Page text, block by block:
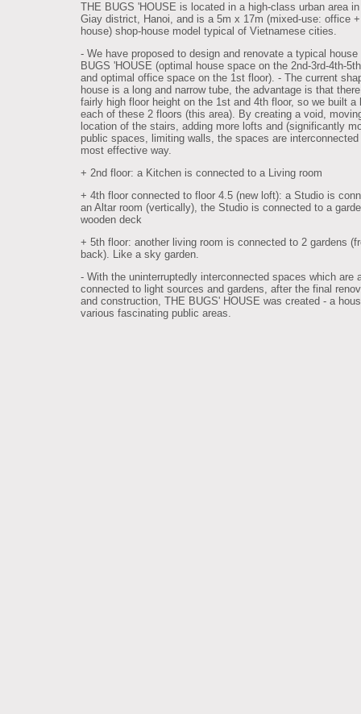
THE BUGS 'HOUSE is located in a high-class urban area
Giay district, Hanoi, and is a 5m x 17m (mixed-use: office
house) shop-house model typical of Vietnamese cities.
- We have proposed to design and renovate a typical house
BUGS 'HOUSE (optimal house space on the 2nd-3rd-4th-
and optimal office space on the 1st floor). - The current
house is a long and narrow tube, the advantage is that
fairly high floor height on the 1st and 4th floor, so we built a
each of these 2 floors (this area). By creating a void,
location of the stairs, adding more lofts and (significantly
public spaces, limiting walls, the spaces are
most effective way.
+ 2nd floor: a Kitchen is connected to a Living room
+ 4th floor connected to floor 4.5 (new loft): a Studio is
an Altar room (vertically), the Studio is connected to a
wooden deck
+ 5th floor: another living room is connected to 2 gardens
back). Like a sky garden.
- With the uninterruptedly interconnected spaces which are
connected to light sources and gardens, after the final
and construction, THE BUGS' HOUSE was created - a
various fascinating public areas.